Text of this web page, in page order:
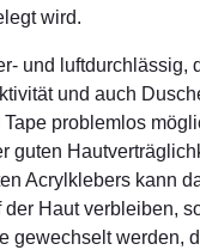
wird.
und luftdurchlässig,
und auch
problemlos
guten
Acrylklebers kann
der Haut verbleiben,
gewechselt werden,